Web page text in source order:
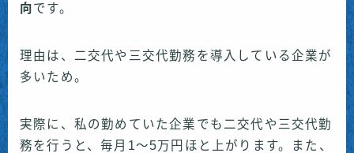
向です。
理由は、二交代や三交代勤務を導入している企業が
多いため。
実際に、私の勤めていた企業でも二交代や三交代勤
務を行うと、毎月1〜5万円ほと上がります。また、